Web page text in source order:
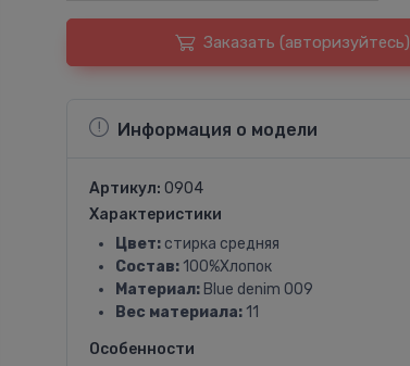
Заказать (авторизуйтесь)
Информация о модели
Артикул: 0904
Характеристики
Цвет:стирка средняя
Состав:100%Хлопок
Материал:Blue denim 009
Вес материала:11
Особенности